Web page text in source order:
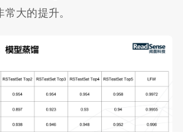
大的提升。